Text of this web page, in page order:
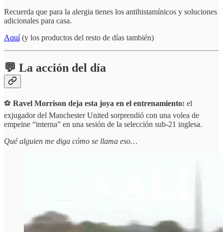
Recuerda que para la alergia tienes los antihistamínicos y soluciones
adicionales para casa.
Aquí(y los productos del resto de días también)
💬 La acción del día
⚽ Ravel Morrison deja esta joya en el entrenamiento: el
exjugador del Manchester United sorprendió con una volea de
empeine “interna” en una sesión de la selección sub-21 inglesa.
Qué alguien me diga cómo se llama eso…